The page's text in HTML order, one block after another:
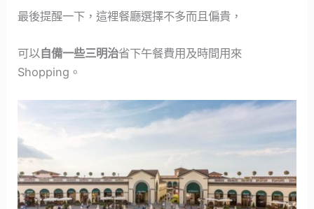
最後提醒一下，這裡餐廳選擇不多而且偏貴，
可以自備一些三明治省下午餐費用及時間用來
Shopping。